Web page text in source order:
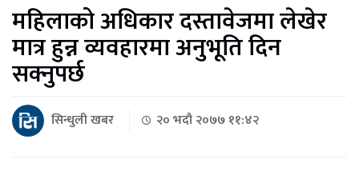
महिलाको अधिकार दस्तावेजमा लेखेर
मात्र हुन्न व्यवहारमा अनुभूति दिन
सक्नुपर्छ
सिन्धुली खबर २० भदौ २०७७ ११:४२